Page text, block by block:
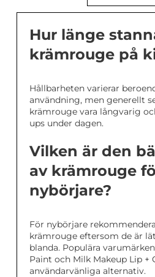
Hur länge
krämrouge på
Hållbarheten varierar
användning, men generellt
krämrouge vara långvarig
ups under dagen.
Vilken är den
av krämrouge
nybörjare?
För nybörjare
krämrouge eftersom de är
blanda. Populära
Paint och Milk Makeup Lip +
användarvänliga alternativ.